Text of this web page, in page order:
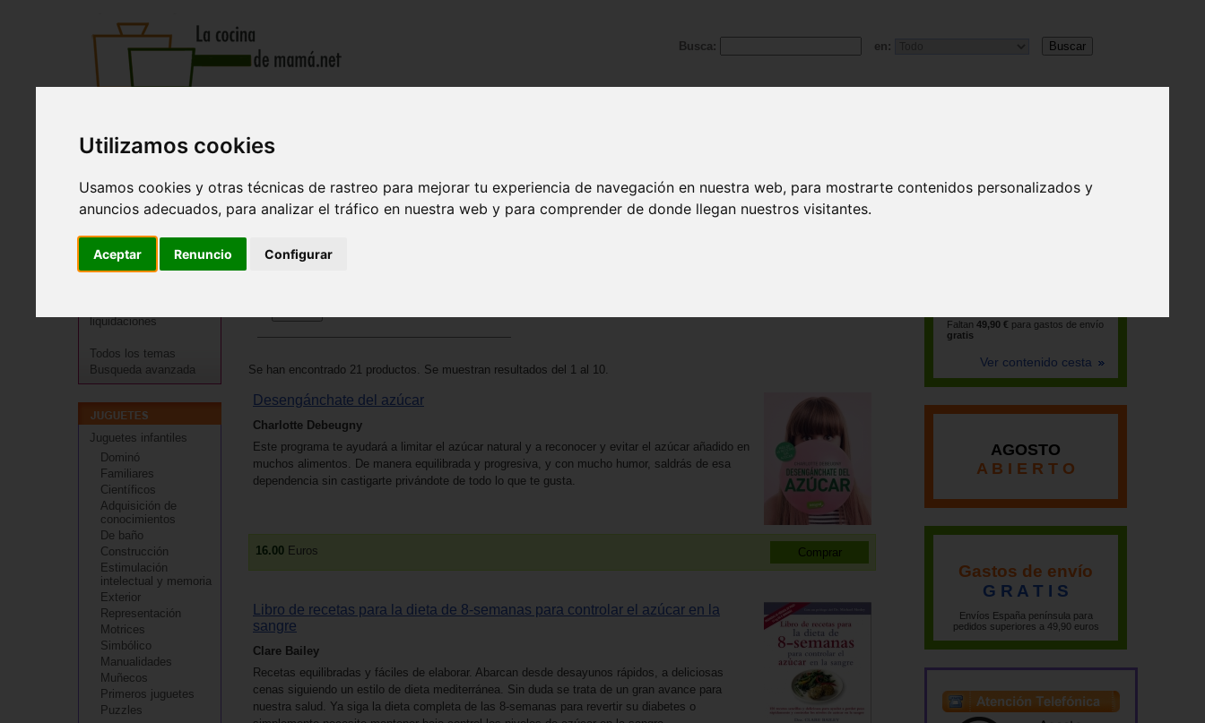
Utilizamos cookies
Usamos cookies y otras técnicas de rastreo para mejorar tu experiencia de navegación en nuestra web, para mostrarte contenidos personalizados y
anuncios adecuados, para analizar el tráfico en nuestra web y para comprender de donde llegan nuestros visitantes.
Aceptar Renuncio Configurar
Busca: en:
Especialidades
Menú
Regional
liquidaciones
Todos los temas
Busqueda avanzada
Juguetes infantiles
Dominó
Familiares
Científicos
Adquisición de
conocimientos
De baño
Construcción
Estimulación
intelectual y memoria
Exterior
Representación
Motrices
Simbólico
Manualidades
Muñecos
Primeros juguetes
Puzzles
LIBROS: Recetas de régimen / dieta
BÚSQUEDA
Se han encontrado 21 productos. Se muestran resultados del 1 al 10.
Desengánchate del azúcar
Charlotte Debeugny
Este programa te ayudará a limitar el azúcar natural y a reconocer y evitar el azúcar añadido en
muchos alimentos. De manera equilibrada y progresiva, y con mucho humor, saldrás de esa
dependencia sin castigarte privándote de todo lo que te gusta.
16.00 Euros
Libro de recetas para la dieta de 8-semanas para controlar el azúcar en la
sangre
Clare Bailey
Recetas equilibradas y fáciles de elaborar. Abarcan desde desayunos rápidos, a deliciosas
cenas siguiendo un estilo de dieta mediterránea. Sin duda se trata de un gran avance para
nuestra salud. Ya siga la dieta completa de las 8-semanas para revertir su diabetes o
Faltan 49,90 € para gastos de envío
gratis
Ver contenido cesta
AGOSTO
A B I E R T O
Gastos de envío
G R A T I S
Envíos España península para
pedidos superiores a 49,90 euros